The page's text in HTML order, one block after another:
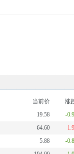
当前价 涨
19.58 -
64.60
5.88 -